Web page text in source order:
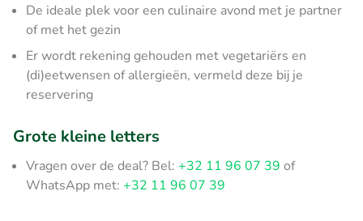
De ideale plek voor een culinaire avond met je partner
of met het gezin
Er wordt rekening gehouden met vegetariërs en
(di)eetwensen of allergieën, vermeld deze bij je
reservering
Grote kleine letters
Vragen over de deal? Bel: +32 11 96 07 39 of
WhatsApp met: +32 11 96 07 39